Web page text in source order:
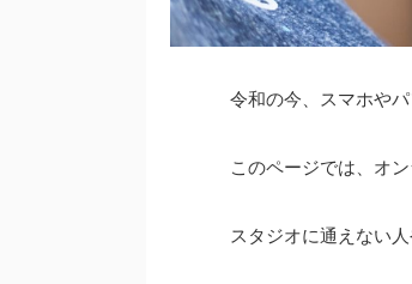
令和の今、スマホや
このページでは、オ
スタジオに通えない